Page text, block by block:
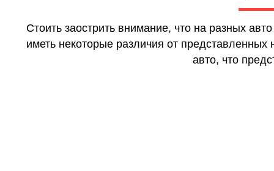
Стоить заострить внимание, что на разных
иметь некоторые различия от
авто, что